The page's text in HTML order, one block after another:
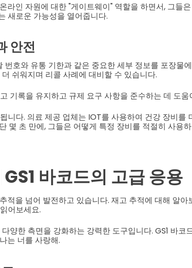
라인 자원에 대한 "게이트웨이" 역할을 하면서, 그들
새로운 가능성을 열어줍니다.
안전
번호와 유통 기한과 같은 중요한 세부 정보를 포장물
쉬워지며 리콜 사례에 대비할 수 있습니다.
기록을 유지하고 규제 요구 사항을 준수하는 데 도움
니다. 의료 제공 업체는 IOT를 사용하여 건강 장비를
단 몇 초 만에, 그들은 어떻게 특정 장비를 적절히 사용
바코드의 고급 응용
적을 넘어 발전하고 있습니다. 재고 추적에 대해 알아
어보세요.
양한 측면을 강화하는 강력한 도구입니다. GS1 바코
나는 너를 사랑해.